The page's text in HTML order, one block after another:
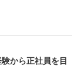
から正社員を目